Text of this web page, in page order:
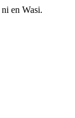
en Wasi.